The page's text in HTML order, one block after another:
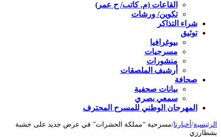
القاعات (م. كاتب/ ح عمر)
تكوين/ ورشات
شراء التذاكر
توثيق
بيوغرافيا
مسرحيات
منشورات
أرشيف الملصقات
صحافة
بيانات صحفية
سمعي بصري
المهرجان الوطني للمسرح المحترف
الرئيسية/ أخبارنا/مسرحية “مملكة الحشرات” في عرض جديد على خشبة
بشطارزي